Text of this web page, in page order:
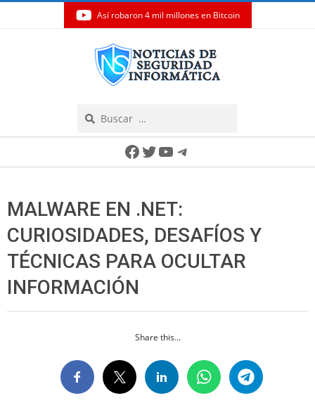
Así robaron 4 mil millones en Bitcoin
Facebook
Twitter
YouTube
Telegram
MALWARE EN .NET:
CURIOSIDADES, DESAFÍOS Y
TÉCNICAS PARA OCULTAR
INFORMACIÓN
Share this...